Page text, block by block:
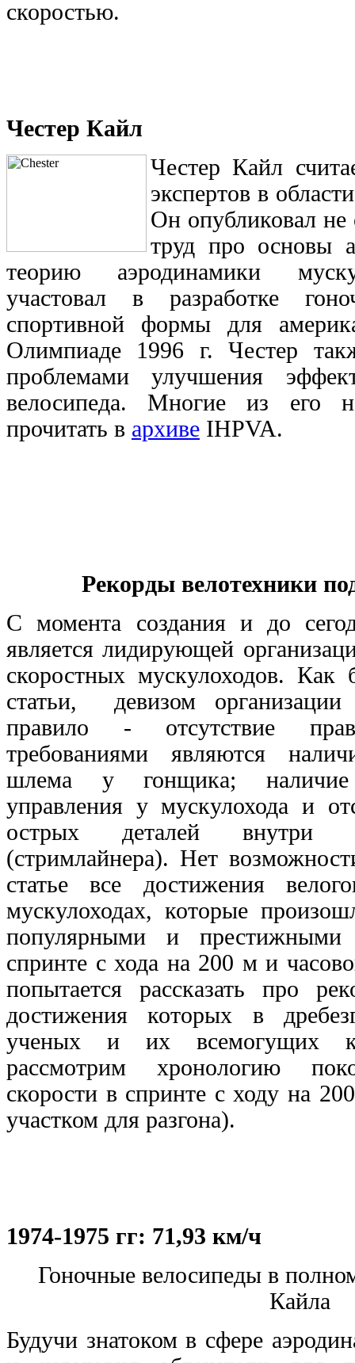
скоростью.
Честер Кайл
Честер Кайл
экспертов в
Он опубликовал
труд про основы
теорию аэродинамики
участовал в разработке
спортивной формы для
Олимпиаде 1996 г. Честер
проблемами улучшения
велосипеда. Многие из его
прочитать в архиве IHPVA.
Рекорды велотехники
С момента создания и до
является лидирующей
скоростных мускулоходов. Как
статьи, девизом организации
правило - отсутствие
требованиями являются
шлема у гонщика; наличие
управления у мускулохода и
острых деталей внутри
(стримлайнера). Нет
статье все достижения
мускулоходах, которые
популярными и
спринте с хода на 200 м и
попытается рассказать про
достижения которых в
ученых и их всемогущих
рассмотрим хронологию
скорости в спринте с ходу на
участком для разгона).
1974-1975 гг: 71,93 км/ч
Гоночные велосипеды в
Кайла
Будучи знатоком в сфере